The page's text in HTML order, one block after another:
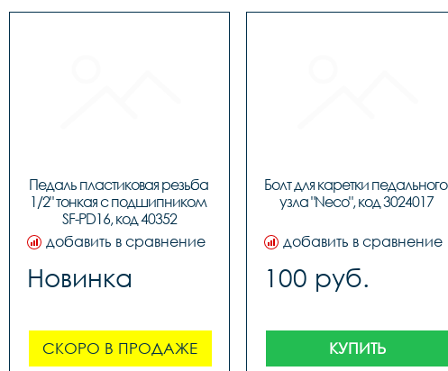
Педаль пластиковая резьба
1/2" тонкая c подшипником
SF-PD16, код 40352
добавить в сравнение
Новинка
СКОРО В ПРОДАЖЕ
Болт для каретки педального
узла "Neco", код 3024017
добавить в сравнение
100 руб.
КУПИТЬ